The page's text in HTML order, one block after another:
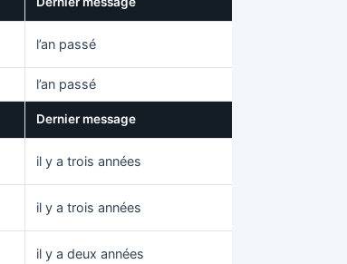
l’an passé
l’an passé
Dernier message
il y a trois années
il y a trois années
il y a deux années